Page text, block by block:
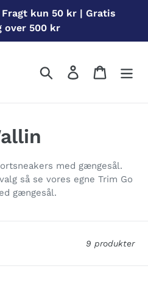
Fragt kun 50 kr | Gratis
over 500 kr
Søg Log ind
med gængesål.
så se vores egne Trim Go
gængesål.
9 produkter